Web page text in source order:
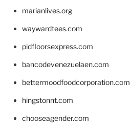
marianlives.org
waywardtees.com
pidfloorsexpress.com
bancodevenezuelaen.com
bettermoodfoodcorporation.com
hingstonnt.com
chooseagender.com